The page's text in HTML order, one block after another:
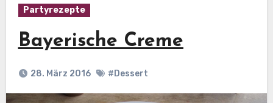
Partyrezepte
Bayerische Creme
28. März 2016 #Dessert